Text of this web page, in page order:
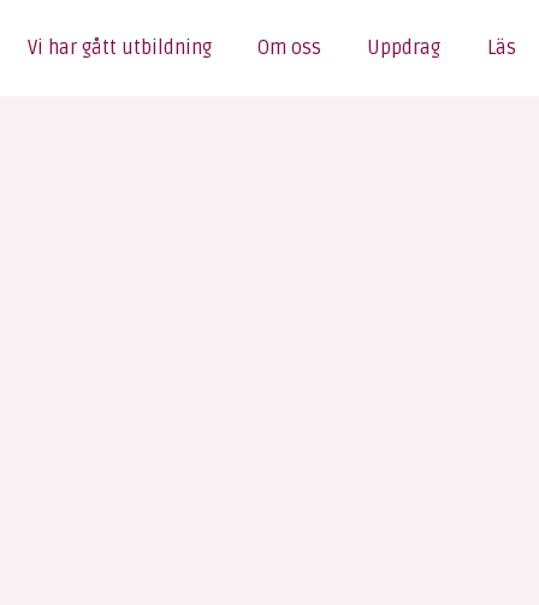
Vi har gått utbildning Om oss Uppdrag Läs